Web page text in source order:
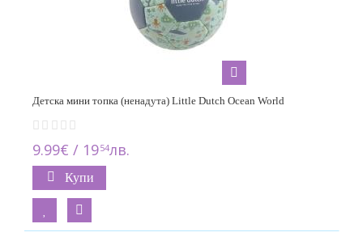
Детска мини топка (ненадута) Little Dutch Ocean World
9.99€ / 1954лв.
Купи